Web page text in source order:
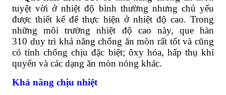
tuyệt vời ở nhiệt độ bình thường nhưng chủ yếu
được thiết kế để thực hiện ở nhiệt độ cao. Trong
những môi trường nhiệt độ cao này, que hàn
310 duy trì khả năng chống ăn mòn rất tốt và cũng
có tính chống chịu đặc biệt; ôxy hóa, hấp thụ khí
quyển và các dạng ăn mòn nóng khác.
Khả năng chịu nhiệt